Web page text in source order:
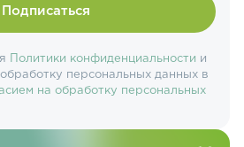
Подписаться
Политики конфиденциальности и
персональных данных в
на обработку персональных